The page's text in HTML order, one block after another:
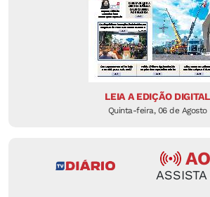
LEIA A EDIÇÃO DIGITAL
Quinta-feira, 06 de Agosto